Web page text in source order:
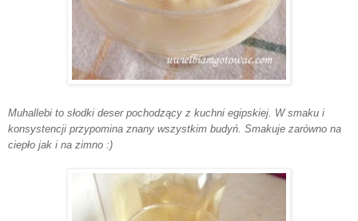
Muhallebi to słodki deser pochodzący z kuchni egipskiej. W smaku i
konsystencji przypomina znany wszystkim budyń. Smakuje zarówno na
ciepło jak i na zimno :)